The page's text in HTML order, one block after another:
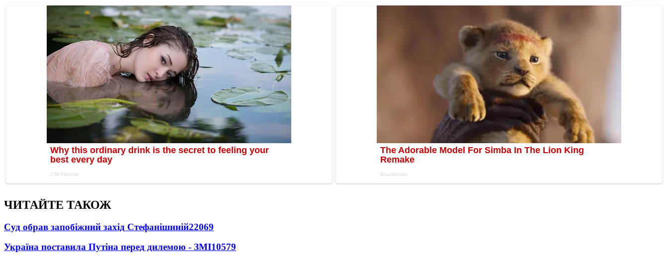
ЧИТАЙТЕ ТАКОЖ
Суд обрав запобіжний захід Стефанішиній22069
Україна поставила Путіна перед дилемою - ЗМІ10579